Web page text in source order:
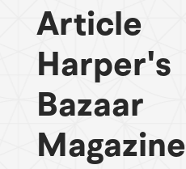
Article
Harper's
Bazaar
Magazine